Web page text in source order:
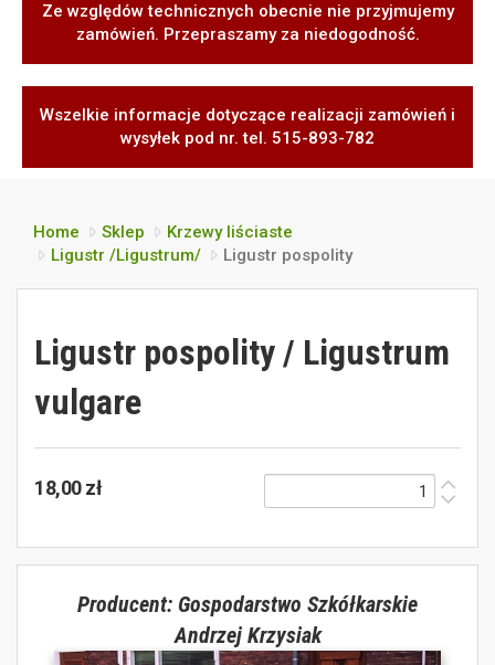
Ze względów technicznych obecnie nie przyjmujemy
zamówień. Przepraszamy za niedogodność.
Wszelkie informacje dotyczące realizacji zamówień i
wysyłek pod nr. tel. 515-893-782
Home Sklep
Krzewy liściaste
Ligustr /Ligustrum/
Ligustr pospolity
Ligustr pospolity / Ligustrum
vulgare
18,00 zł
Producent: Gospodarstwo Szkółkarskie
Andrzej Krzysiak